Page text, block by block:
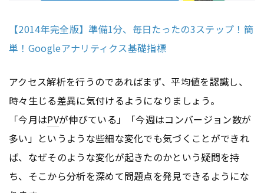
【2014年完全版】準備1分、毎日たったの3ステップ！簡
単！Googleアナリティクス基礎指標
アクセス解析を行うのであればまず、平均値を認識し、
時々生じる差異に気付けるようになりましょう。
「今月はPVが伸びている」「今週はコンバージョン数が
多い」というような些細な変化でも気づくことができれ
ば、なぜそのような変化が起きたのかという疑問を持
ち、そこから分析を深めて問題点を発見できるようにな